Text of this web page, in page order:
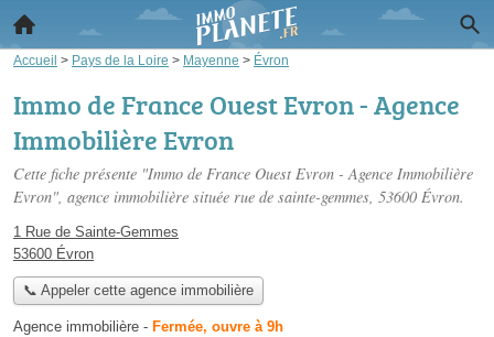
Accueil > Pays de la Loire > Mayenne > Évron
Immo de France Ouest Evron - Agence
Immobilière Evron
Cette fiche présente "Immo de France Ouest Evron - Agence Immobilière
Evron", agence immobilière située rue de sainte-gemmes, 53600 Évron.
1 Rue de Sainte-Gemmes
53600 Évron
📞 Appeler cette agence immobilière
Agence immobilière - Fermée, ouvre à 9h